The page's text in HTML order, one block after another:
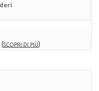
(SCOPRI DI PIÙ)